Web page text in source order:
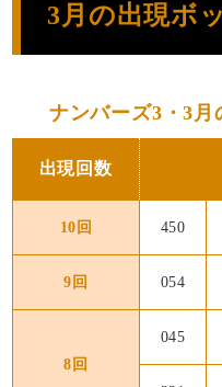
3月の出現ボ
ナンバーズ3・3月
出現回数
10回 450
9回 054
8回
045